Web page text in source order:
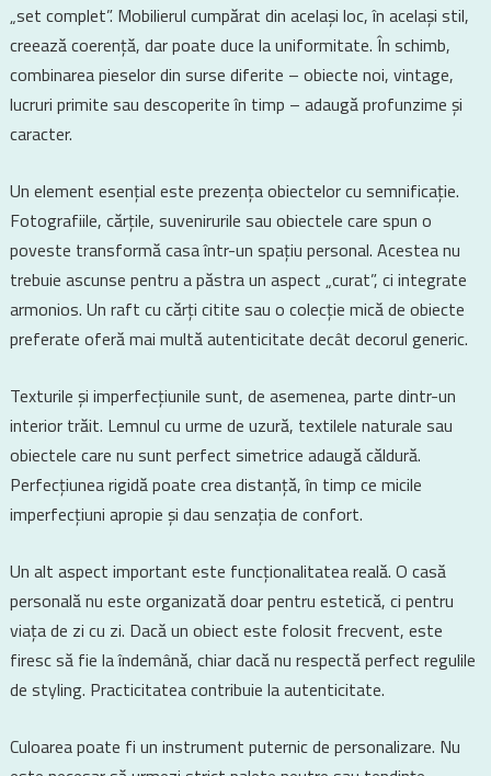
„set complet”. Mobilierul cumpărat din același loc, în același stil,
creează coerență, dar poate duce la uniformitate. În schimb,
combinarea pieselor din surse diferite – obiecte noi, vintage,
lucruri primite sau descoperite în timp – adaugă profunzime și
caracter.
Un element esențial este prezența obiectelor cu semnificație.
Fotografiile, cărțile, suvenirurile sau obiectele care spun o
poveste transformă casa într-un spațiu personal. Acestea nu
trebuie ascunse pentru a păstra un aspect „curat”, ci integrate
armonios. Un raft cu cărți citite sau o colecție mică de obiecte
preferate oferă mai multă autenticitate decât decorul generic.
Texturile și imperfecțiunile sunt, de asemenea, parte dintr-un
interior trăit. Lemnul cu urme de uzură, textilele naturale sau
obiectele care nu sunt perfect simetrice adaugă căldură.
Perfecțiunea rigidă poate crea distanță, în timp ce micile
imperfecțiuni apropie și dau senzația de confort.
Un alt aspect important este funcționalitatea reală. O casă
personală nu este organizată doar pentru estetică, ci pentru
viața de zi cu zi. Dacă un obiect este folosit frecvent, este
firesc să fie la îndemână, chiar dacă nu respectă perfect regulile
de styling. Practicitatea contribuie la autenticitate.
Culoarea poate fi un instrument puternic de personalizare. Nu